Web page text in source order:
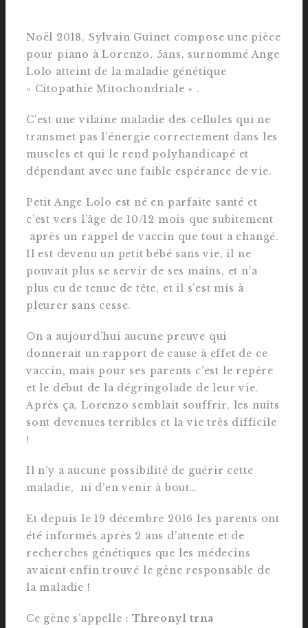
Noël 2018, Sylvain Guinet compose une pièce
pour piano à Lorenzo, 5ans, surnommé Ange
Lolo atteint de la maladie génétique
« Citopathie Mitochondriale » .
C’est une vilaine maladie des cellules qui ne
transmet pas l’énergie correctement dans les
muscles et qui le rend polyhandicapé et
dépendant avec une faible espérance de vie.
Petit Ange Lolo est né en parfaite santé et
c’est vers l’âge de 10/12 mois que subitement
après un rappel de vaccin que tout a changé.
Il est devenu un petit bébé sans vie, il ne
pouvait plus se servir de ses mains, et n’a
plus eu de tenue de tête, et il s’est mis à
pleurer sans cesse.
On a aujourd’hui aucune preuve qui
donnerait un rapport de cause à effet de ce
vaccin, mais pour ses parents c’est le repère
et le début de la dégringolade de leur vie.
Après ça, Lorenzo semblait souffrir, les nuits
sont devenues terribles et la vie très difficile
!
Il n’y a aucune possibilité de guérir cette
maladie, ni d’en venir à bout…
Et depuis le 19 décembre 2016 les parents ont
été informés après 2 ans d’attente et de
recherches génétiques que les médecins
avaient enfin trouvé le gène responsable de
la maladie !
Ce gène s’appelle : Threonyl trna